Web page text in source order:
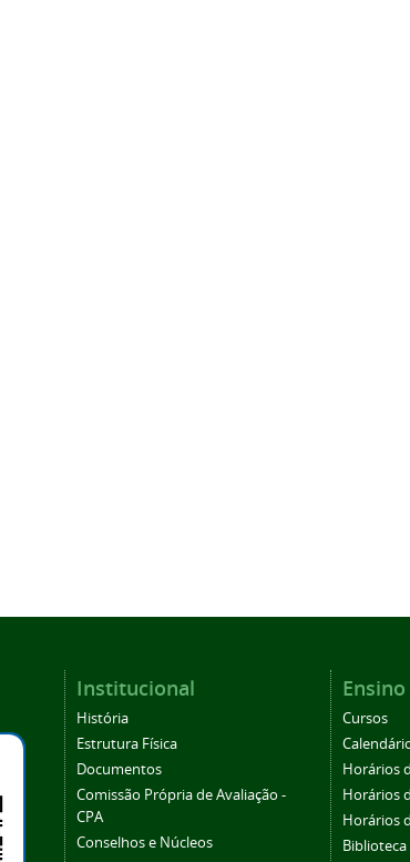
Institucional
História
Estrutura Física
Documentos
Comissão Própria de Avaliação -
CPA
Conselhos e Núcleos
Ensino
Cursos
Horários
Horários
Horários
Biblioteca